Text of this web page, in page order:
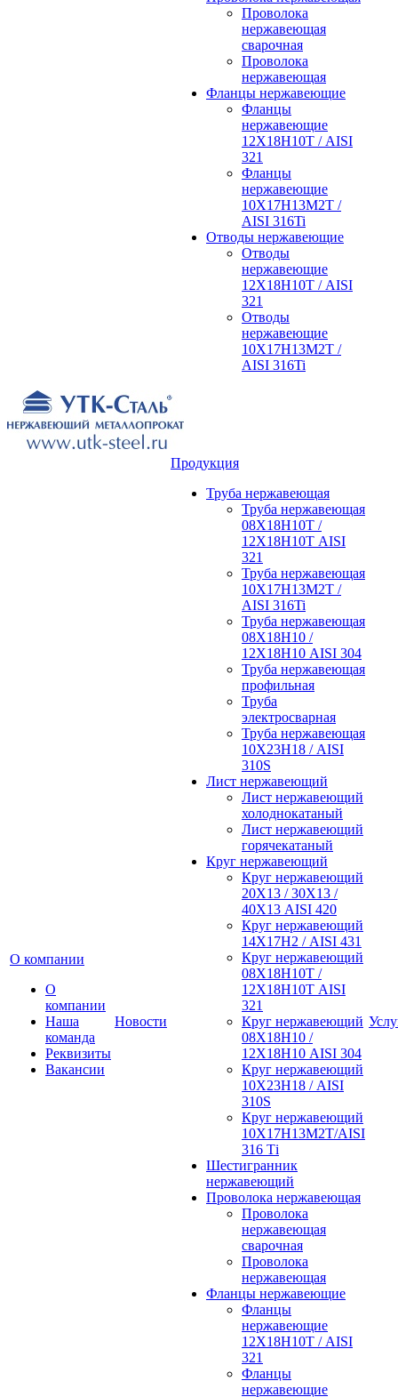
Проволока
нержавеющая
сварочная
Проволока
нержавеющая
Фланцы нержавеющие
Фланцы
нержавеющие
12Х18Н10Т / AISI
321
Фланцы
нержавеющие
10Х17Н13М2Т /
AISI 316Ti
Отводы нержавеющие
Отводы
нержавеющие
12Х18Н10Т / AISI
321
Отводы
нержавеющие
10Х17Н13М2Т /
AISI 316Ti
О компании
О
компании
Наша
команда
Реквизиты
Вакансии
Новости
Продукция
Труба нержавеющая
Труба нержавеющая
08Х18Н10Т /
12Х18Н10Т AISI
321
Труба нержавеющая
10Х17Н13М2Т /
AISI 316Ti
Труба нержавеющая
08Х18Н10 /
12Х18Н10 AISI 304
Труба нержавеющая
профильная
Труба
электросварная
Труба нержавеющая
10Х23Н18 / AISI
310S
Лист нержавеющий
Лист нержавеющий
холоднокатаный
Лист нержавеющий
горячекатаный
Круг нержавеющий
Круг нержавеющий
20Х13 / 30Х13 /
40Х13 AISI 420
Круг нержавеющий
14Х17Н2 / AISI 431
Круг нержавеющий
08Х18Н10Т /
12Х18Н10Т AISI
321
Круг нержавеющий
08Х18Н10 /
12Х18Н10 AISI 304
Круг нержавеющий
10Х23Н18 / AISI
310S
Круг нержавеющий
10Х17Н13М2Т/AISI
316 Тi
Шестигранник
нержавеющий
Проволока нержавеющая
Проволока
нержавеющая
сварочная
Проволока
нержавеющая
Фланцы нержавеющие
Фланцы
нержавеющие
12Х18Н10Т / AISI
321
Фланцы
нержавеющие